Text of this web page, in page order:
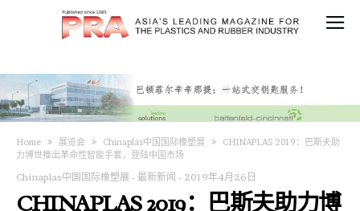
Home 展览会 Chinaplas中国国际橡塑展
CHINAPLAS 2019：巴斯夫助
力博世推出革命性智能手套，登陆中国市场
Chinaplas中国国际橡塑展 - 最新新闻 - 2019年4月26日
CHINAPLAS 2019：巴斯夫助力博